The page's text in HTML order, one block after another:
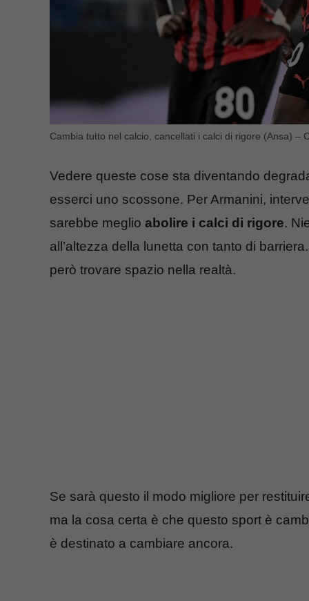
Cambia tutto nel calcio, cancellati i calci di rigore (Ansa) –
Vedere queste cose sta diventando
esserci uno scossone. Per Armanini,
sarebbe meglio abolire i calci di rigore.
all’altezza della lunetta con tanto di
però trovare spazio nella realtà.
Se sarà questo il modo migliore per
ma la cosa certa è che questo sport è
è destinato a cambiare ancora.